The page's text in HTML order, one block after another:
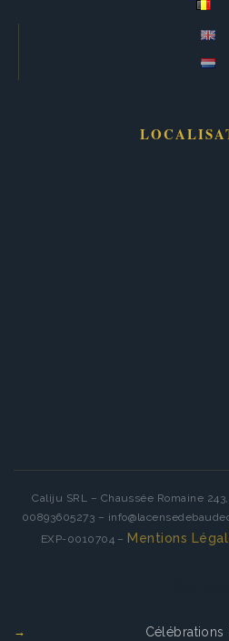
Caliju SRL – Chaussée Romaine
00893605273 –
EXP-0010704 – Mentions
Célébrations